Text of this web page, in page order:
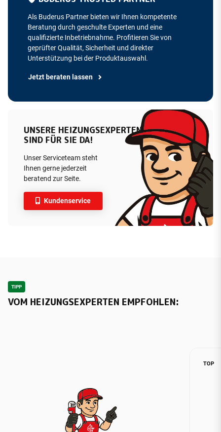
Als Buderus Partner bieten wir Ihnen kompetente
Beratung durch geschulte Experten und eine
qualifizierte Inbetriebnahme. Profitieren Sie von
geprüfter Qualität, Sicherheit und direkter
Unterstützung bei der Produktauswahl.
Jetzt beraten lassen
UNSERE HEIZUNGSEXPERTEN
SIND FÜR SIE DA!
Unser Serviceteam steht
Ihnen gerne jederzeit
beratend zur Seite.
Kundenservice
TIPP
VOM HEIZUNGSEXPERTEN EMPFOHLEN:
TOP